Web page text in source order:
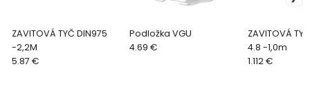
ZAVITOVÁ TYČ DIN975
-2,2M
5.87 €
Podložka VGU
4.69 €
ZAVITOVÁ
4.8 -1,0m
1.112 €